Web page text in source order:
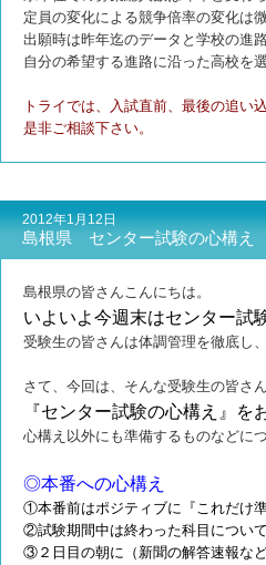
定員の変化による競争倍率の変化は
出願時は昨年迄のデータと学校の進
自分の希望する進路に沿った高校を
トライでは、入試直前、最後の追い
是非ご相談下さい。
2012年1月12日
島根県 センター試験の心構え
島根県の皆さんこんにちは。
いよいよ今週末はセンター試
受験生の皆さんは体調管理を徹底し
さて、今回は、そんな受験生の皆さ
『センター試験の心構え』を
心構え以外にも準備するものなどに
◎本番への心構え
①本番前はポジティブに『これだけ
②試験期間中は終わった科目につい
③２日目の朝に（新聞の解答速報な